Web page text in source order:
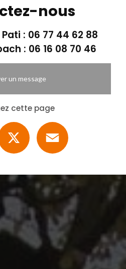
nous
: 06 77 44 62 88
: 06 16 08 70 46
un message
cette page